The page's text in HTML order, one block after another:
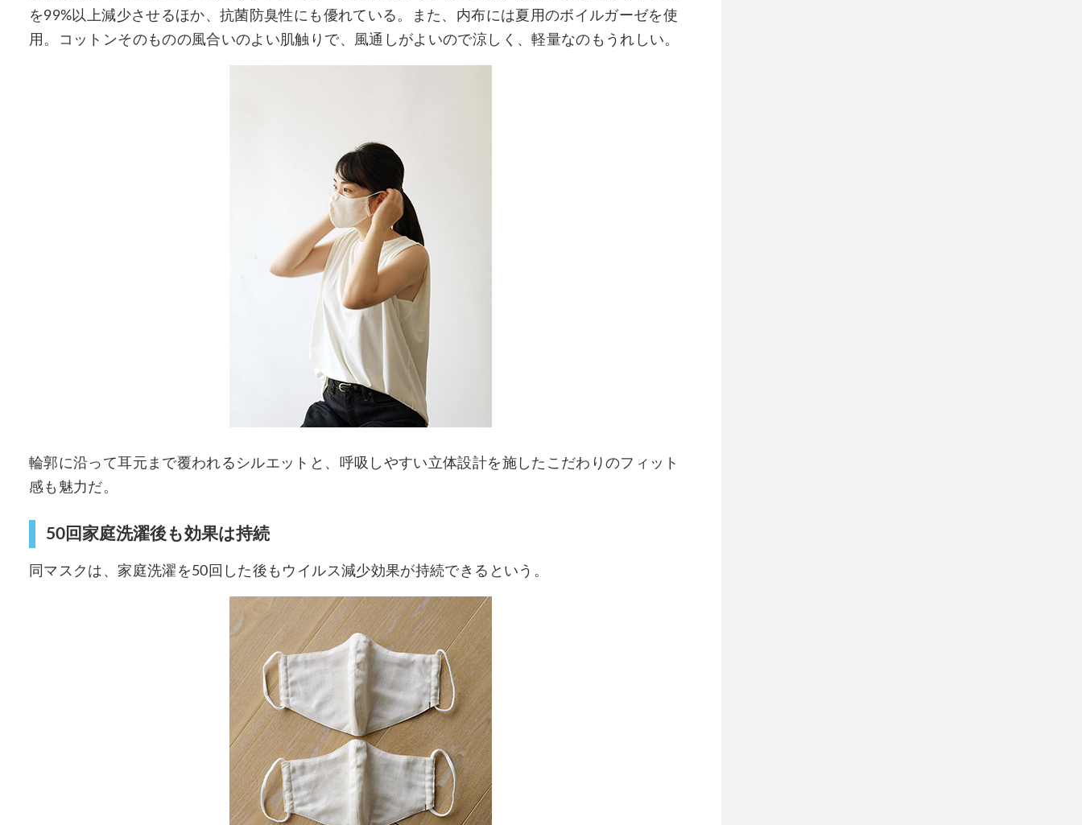
を99%以上減少させるほか、抗菌防臭性にも優れている。また、内布には夏用のボイルガーゼを使
用。コットンそのものの風合いのよい肌触りで、風通しがよいので涼しく、軽量なのもうれしい。
輪郭に沿って耳元まで覆われるシルエットと、呼吸しやすい立体設計を施したこだわりのフィット
感も魅力だ。
50回家庭洗濯後も効果は持続
同マスクは、家庭洗濯を50回した後もウイルス減少効果が持続できるという。